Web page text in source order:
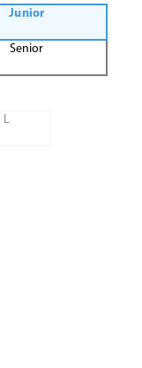
Junior
Senior
L